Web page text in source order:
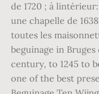
de 1720 ; à
une chapelle de
toutes les
beguinage in
century, to 1245 to
one of the best